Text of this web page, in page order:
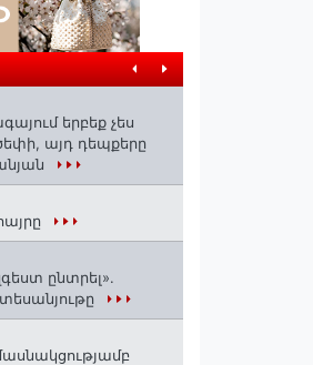
երբեք չես
այդ դեպքերը
ընտրել».